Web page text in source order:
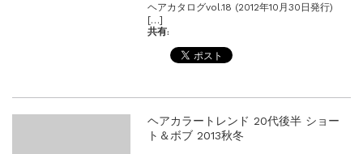
ヘアカタログvol.18 (2012年10月30日発行)
[…]
共有:
ヘアカラートレンド 20代後半 ショー
ト＆ボブ 2013秋冬